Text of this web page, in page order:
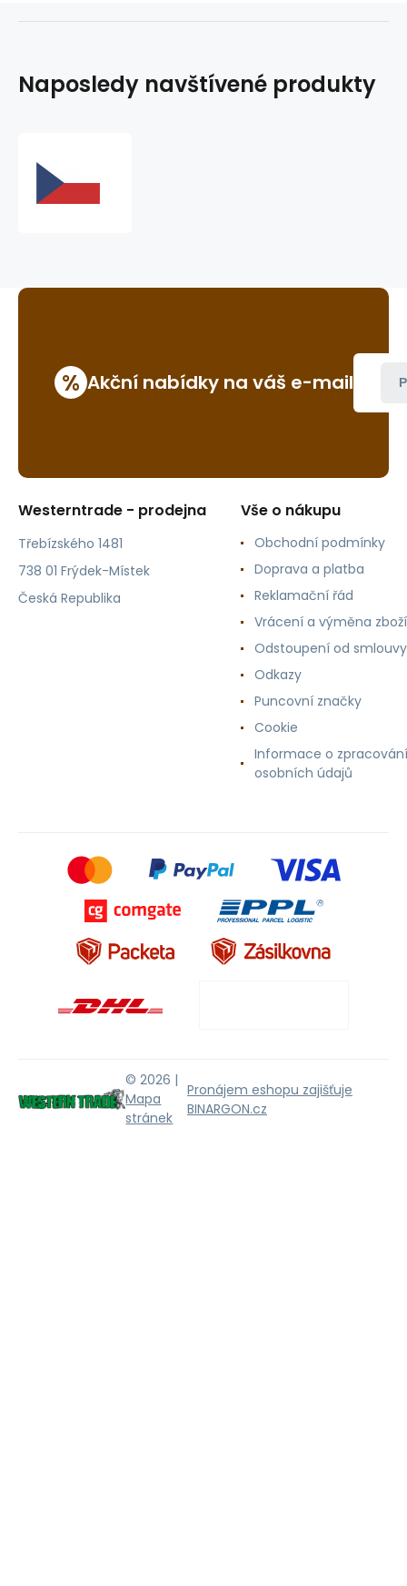
Naposledy navštívené produkty
% Akční nabídky na váš e-mail
Westerntrade - prodejna
Třebízského 1481
738 01 Frýdek-Místek
Česká Republika
Vše o nákupu
Obchodní podmínky
Doprava a platba
Reklamační řád
Vrácení a výměna zboží
Odstoupení od smlouvy
Odkazy
Puncovní značky
Cookie
Informace o zpracování
osobních údajů
© 2026 |
Mapa
stránek
Pronájem eshopu zajišťuje
BINARGON.cz